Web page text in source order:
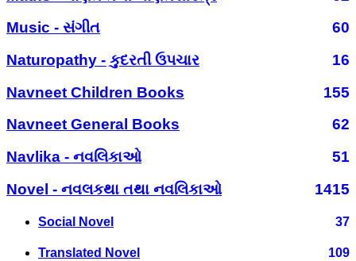
Music - સંગીત
60
Naturopathy - કુદરતી ઉપચાર
16
Navneet Children Books
155
Navneet General Books
62
Navlika - નવલિકાઓ
51
Novel - નવલકથા તથા નવલિકાઓ
1415
Social Novel 37
Translated Novel 109